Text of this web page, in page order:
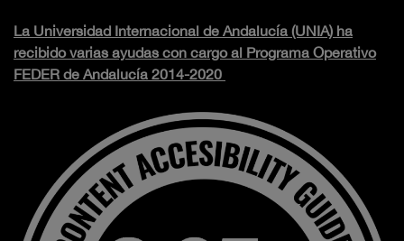
La Universidad Internacional de Andalucía (UNIA) ha
recibido varias ayudas con cargo al Programa Operativo
FEDER de Andalucía 2014-2020